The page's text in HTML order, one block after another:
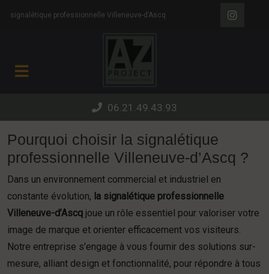
signalétique professionnelle Villeneuve-d’Ascq
06.21.49.43.93
Pourquoi choisir la signalétique
professionnelle Villeneuve-d’Ascq ?
Dans un environnement commercial et industriel en
constante évolution, la signalétique professionnelle
Villeneuve-d’Ascq joue un rôle essentiel pour valoriser votre
image de marque et orienter efficacement vos visiteurs.
Notre entreprise s'engage à vous fournir des solutions sur-
mesure, alliant design et fonctionnalité, pour répondre à tous